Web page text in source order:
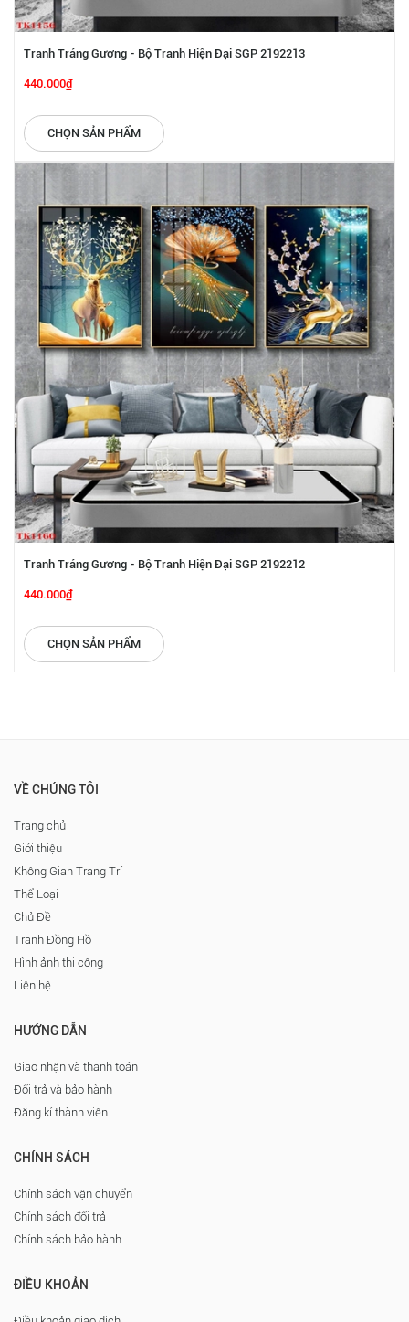
Tranh Tráng Gương - Bộ Tranh Hiện Đại SGP 2192213
440.000₫
CHỌN SẢN PHẨM
Tranh Tráng Gương - Bộ Tranh Hiện Đại SGP 2192212
440.000₫
CHỌN SẢN PHẨM
VỀ CHÚNG TÔI
Trang chủ
Giới thiệu
Không Gian Trang Trí
Thể Loại
Chủ Đề
Tranh Đồng Hồ
Hình ảnh thi công
Liên hệ
HƯỚNG DẪN
Giao nhận và thanh toán
Đổi trả và bảo hành
Đăng kí thành viên
CHÍNH SÁCH
Chính sách vận chuyển
Chính sách đổi trả
Chính sách bảo hành
ĐIỀU KHOẢN